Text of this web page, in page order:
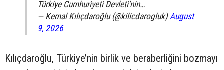
Türkiye Cumhuriyeti Devleti’nin…
— Kemal Kılıçdaroğlu (@kilicdarogluk)August
9, 2026
Kılıçdaroğlu, Türkiye’nin birlik ve beraberliğini bozmayı